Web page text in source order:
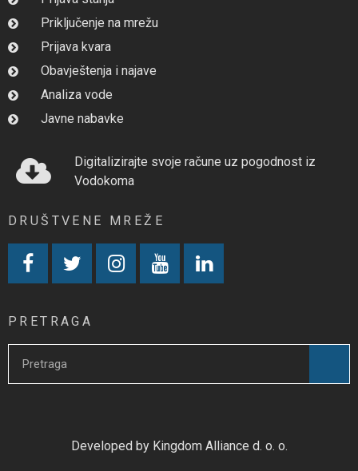
Priključenje na mrežu
Prijava kvara
Obavještenja i najave
Analiza vode
Javne nabavke
Digitalizirajte svoje račune uz pogodnost iz
Vodokoma
DRUŠTVENE MREŽE
PRETRAGA
Developed by Kingdom Alliance d. o. o.